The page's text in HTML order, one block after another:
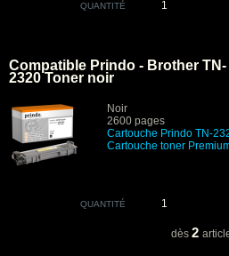
QUANTITÉ
Compatible Prindo - Brother TN-
2320 Toner noir
Noir
2600 pages
Cartouche Prindo TN-
Cartouche toner
QUANTITÉ
dès 2